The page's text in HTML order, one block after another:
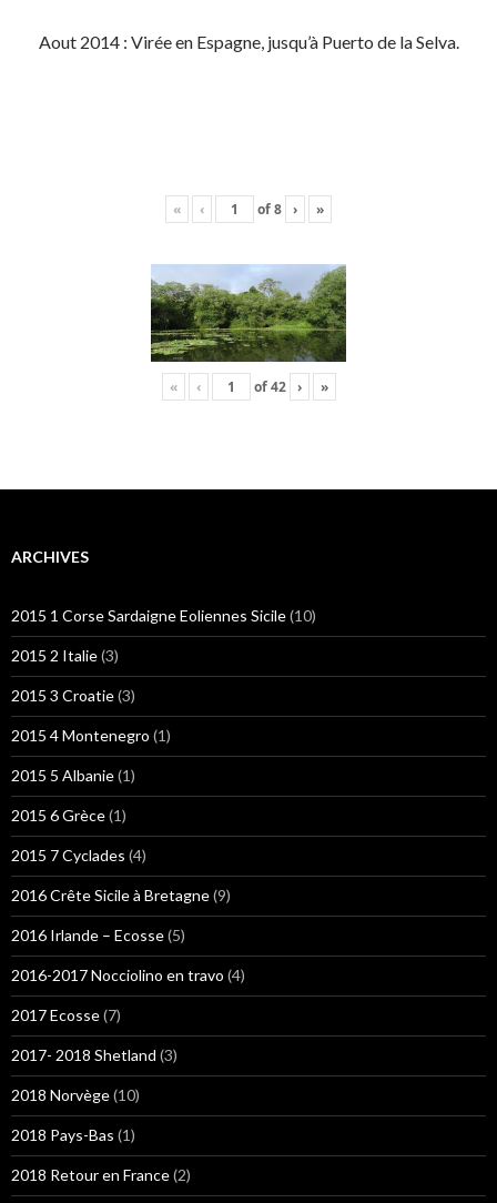
Aout 2014 : Virée en Espagne, jusqu’à Puerto de la Selva.
« ‹ of8 › »
« ‹ of42 › »
ARCHIVES
2015 1 Corse Sardaigne Eoliennes Sicile(10)
2015 2 Italie(3)
2015 3 Croatie(3)
2015 4 Montenegro (1)
2015 5 Albanie(1)
2015 6 Grèce(1)
2015 7 Cyclades (4)
2016 Crête Sicile à Bretagne(9)
2016 Irlande – Ecosse(5)
2016-2017 Nocciolino en travo (4)
2017 Ecosse(7)
2017- 2018 Shetland (3)
2018 Norvège(10)
2018 Pays-Bas (1)
2018 Retour en France(2)